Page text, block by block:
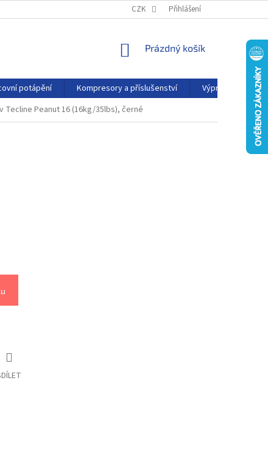
PODMÍNKY OCHRANY OSOBNÍCH ÚDAJŮ KONTAKTY
CZK Přihlášení
NÁKUPNÍ
Prázdný košík
potápění Kompresory a příslušenství Výprodej
Tecline Peanut 16 (16kg/35lbs), černé